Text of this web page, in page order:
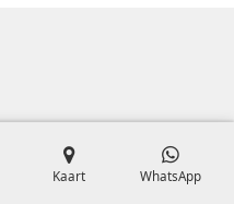
Kaart WhatsApp